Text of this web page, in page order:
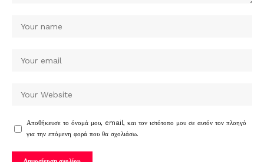
Αποθήκευσε το όνομά μου, email, και τον ιστότοπο μου σε αυτόν τον πλοηγό
για την επόμενη φορά που θα σχολιάσω.